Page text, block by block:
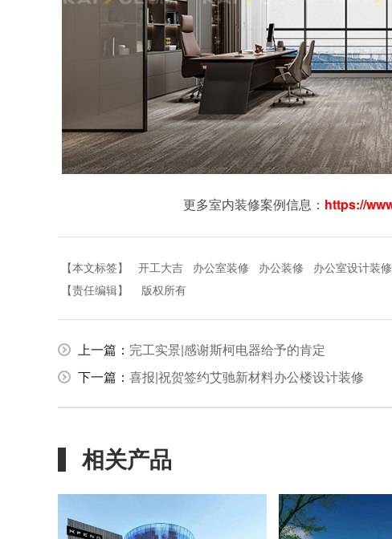
更多室内装修案例信息： https://
【本文标签】 开工大吉 办公室装修 办公装修 办公室设计装修
【责任编辑】
版权所有
上一篇： 完工实景|感谢斯柯电器给予的肯定
下一篇： 喜报|祝贺签约艾驰新材料办公楼设计装修
相关产品